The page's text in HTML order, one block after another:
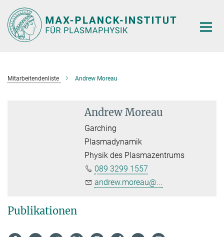
Hauptinhalt
Mitarbeitendenliste Andrew Moreau
Andrew Moreau
Garching
Plasmadynamik
Physik des Plasmazentrums
089 3299 1557
andrew.moreau@...
Publikationen